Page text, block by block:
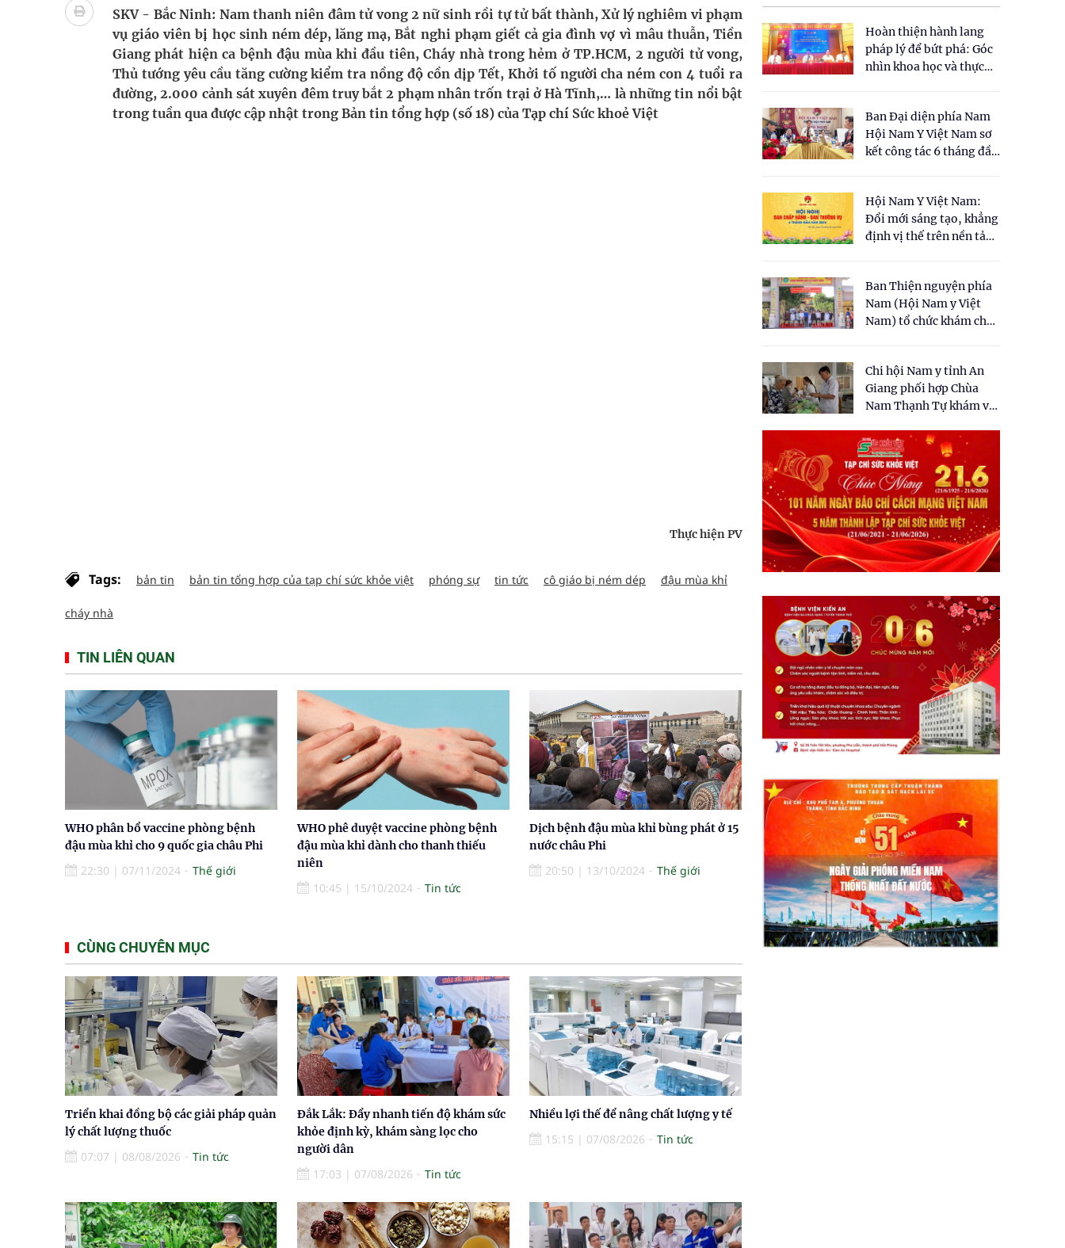
Tổng hợp những cách trị thâm body nách, bẹn, mông cực hiệu quả
Tỷ lệ tật khúc xạ ở trẻ gia tăng: Khuyến nghị của chuyên gia
Hội Đông y phường Cầu Kiệu ra mắt, định hướng phát triển gắn với chuyển đổi số
TP.HCM: Ra mắt Câu lạc bộ Thầy Thuốc Trẻ phường Phú Thạnh
SKV - Bắc Ninh: Nam thanh niên đâm tử vong 2 nữ sinh rồi tự tử bất thành, Xử lý nghiêm vi phạm
vụ giáo viên bị học sinh ném dép, lăng mạ, Bắt nghi phạm giết cả gia đình vợ vì mâu thuẫn, Tiền
Giang phát hiện ca bệnh đậu mùa khỉ đầu tiên, Cháy nhà trong hẻm ở TP.HCM, 2 người tử vong,
Thủ tướng yêu cầu tăng cường kiểm tra nồng độ cồn dịp Tết, Khởi tố người cha ném con 4 tuổi ra
đường, 2.000 cảnh sát xuyên đêm truy bắt 2 phạm nhân trốn trại ở Hà Tĩnh,… là những tin nổi bật
trong tuần qua được cập nhật trong Bản tin tổng hợp (số 18) của Tạp chí Sức khoẻ Việt
Thực hiện PV
Tags: bản tin bản tin tổng hợp của tạp chí sức khỏe việt phóng sự tin tức cô giáo bị ném dép đậu mùa khỉ
cháy nhà
TIN LIÊN QUAN
WHO phân bổ vaccine phòng bệnh
đậu mùa khỉ cho 9 quốc gia châu Phi
22:30 | 07/11/2024 Thế giới
WHO phê duyệt vaccine phòng bệnh
đậu mùa khỉ dành cho thanh thiếu
niên
10:45 | 15/10/2024 Tin tức
Dịch bệnh đậu mùa khỉ bùng phát ở 15
nước châu Phi
20:50 | 13/10/2024 Thế giới
CÙNG CHUYÊN MỤC
Triển khai đồng bộ các giải pháp quản
lý chất lượng thuốc
07:07 | 08/08/2026 Tin tức
Đắk Lắk: Đẩy nhanh tiến độ khám sức
khỏe định kỳ, khám sàng lọc cho
người dân
17:03 | 07/08/2026 Tin tức
Nhiều lợi thế để nâng chất lượng y tế
15:15 | 07/08/2026 Tin tức
Hoàn thiện hành lang
pháp lý để bứt phá: Góc
nhìn khoa học và thực
cho Luật Y dược cổ
truyền Việt Nam"
Ban Đại diện phía Nam
Hội Nam Y Việt Nam sơ
kết công tác 6 tháng đầu
Hội Nam Y Việt Nam:
Đổi mới sáng tạo, khẳng
định vị thế trên nền tảng
Ban Thiện nguyện phía
Nam (Hội Nam y Việt
Nam) tổ chức khám chữa
dân tại xã Tân Tập
Chi hội Nam y tỉnh An
Giang phối hợp Chùa
Nam Thạnh Tự khám và
nhân dân